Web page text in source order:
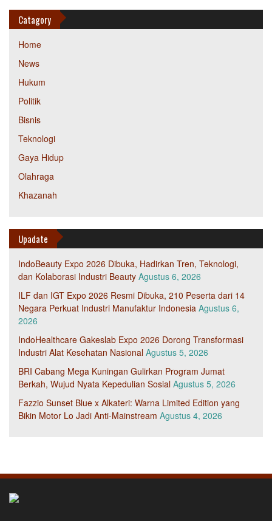
Catagory
Home
News
Hukum
Politik
Bisnis
Teknologi
Gaya Hidup
Olahraga
Khazanah
Upadate
IndoBeauty Expo 2026 Dibuka, Hadirkan Tren, Teknologi,
dan Kolaborasi Industri Beauty Agustus 6, 2026
ILF dan IGT Expo 2026 Resmi Dibuka, 210 Peserta dari 14
Negara Perkuat Industri Manufaktur Indonesia Agustus 6,
2026
IndoHealthcare Gakeslab Expo 2026 Dorong Transformasi
Industri Alat Kesehatan Nasional Agustus 5, 2026
BRI Cabang Mega Kuningan Gulirkan Program Jumat
Berkah, Wujud Nyata Kepedulian Sosial Agustus 5, 2026
Fazzio Sunset Blue x Alkateri: Warna Limited Edition yang
Bikin Motor Lo Jadi Anti-Mainstream Agustus 4, 2026